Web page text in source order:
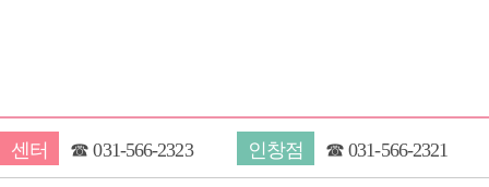
센터 ☎031-566-2323 인창점 ☎031-566-2321